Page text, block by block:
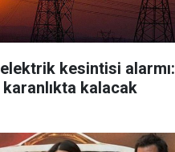
kesintisi alarmı:
kalacak